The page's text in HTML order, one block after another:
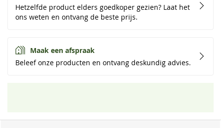
Hetzelfde product elders goedkoper gezien? Laat het
ons weten en ontvang de beste prijs.
Maak een afspraak
Beleef onze producten en ontvang deskundig advies.